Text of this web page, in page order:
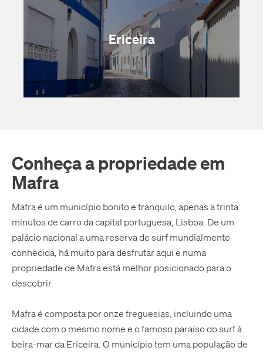
Ericeira
Conheça a propriedade em
Mafra
Mafra é um município bonito e tranquilo, apenas a trinta
minutos de carro da capital portuguesa, Lisboa. De um
palácio nacional a uma reserva de surf mundialmente
conhecida, há muito para desfrutar aqui e numa
propriedade de Mafra está melhor posicionado para o
descobrir.
Mafra é composta por onze freguesias, incluindo uma
cidade com o mesmo nome e o famoso paraíso do surf à
beira-mar da Ericeira. O município tem uma população de